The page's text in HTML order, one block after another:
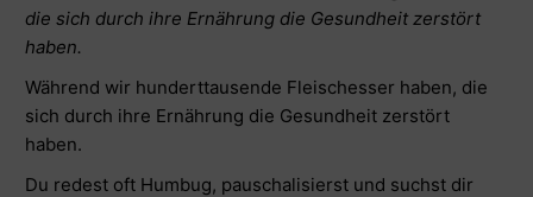
die sich durch ihre Ernährung die Gesundheit zerstört
haben.
Während wir hunderttausende Fleischesser haben, die
sich durch ihre Ernährung die Gesundheit zerstört
haben.
Du redest oft Humbug, pauschalisierst und suchst dir